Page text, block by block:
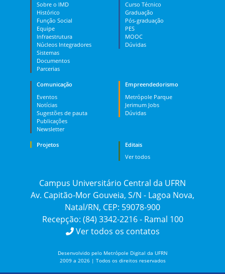
Sobre o IMD
Histórico
Função Social
Equipe
Infraestrutura
Núcleos Integradores
Sistemas
Documentos
Parcerias
Curso Técnico
Graduação
Pós-graduação
PES
MOOC
Dúvidas
Comunicação
Eventos
Notícias
Sugestões de pauta
Publicações
Newsletter
Empreendedorismo
Metrópole Parque
Jerimum Jobs
Dúvidas
Projetos
Editais
Ver todos
Campus Universitário Central da UFRN
Av. Capitão-Mor Gouveia, S/N - Lagoa Nova,
Natal/RN, CEP: 59078-900
Recepção: (84) 3342-2216 - Ramal 100
Ver todos os contatos
Desenvolvido pelo Metrópole Digital da UFRN
2009 a 2026 | Todos os direitos reservados